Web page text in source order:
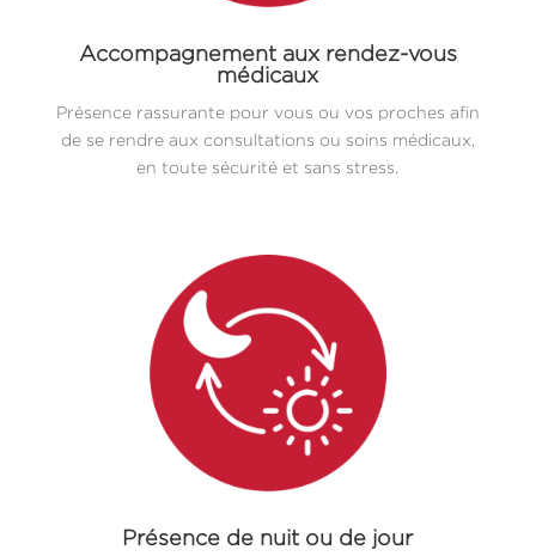
Accompagnement aux rendez-vous
médicaux
Présence rassurante pour vous ou vos proches afin
de se rendre aux consultations ou soins médicaux,
en toute sécurité et sans stress.
Présence de nuit ou de jour